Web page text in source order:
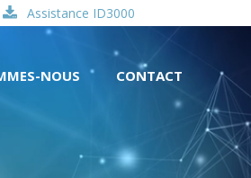
Assistance ID3000
NOUS CONTACT